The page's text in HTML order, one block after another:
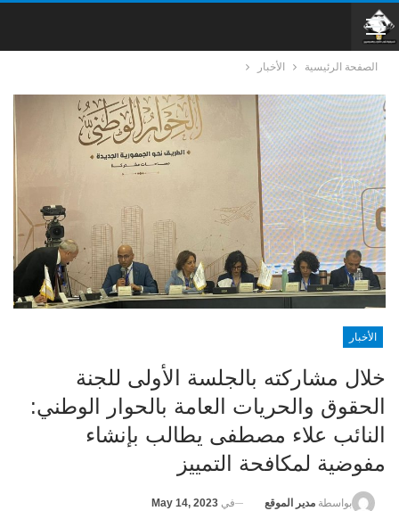
الصفحة الرئيسية الأخبار
الأخبار
خلال مشاركته بالجلسة الأولى للجنة
الحقوق والحريات العامة بالحوار الوطني:
النائب علاء مصطفى يطالب بإنشاء
مفوضية لمكافحة التمييز
بواسطة مدير الموقع في May 14, 2023